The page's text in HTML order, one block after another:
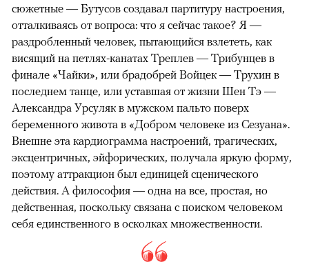
сюжетные — Бутусов создавал партитуру настроения,
отталкиваясь от вопроса: что я сейчас такое? Я —
раздробленный человек, пытающийся взлететь, как
висящий на петлях-канатах Треплев — Трибунцев в
финале «Чайки», или брадобрей Войцек — Трухин в
последнем танце, или уставшая от жизни Шен Тэ —
Александра Урсуляк в мужском пальто поверх
беременного живота в «Добром человеке из Сезуана».
Внешне эта кардиограмма настроений, трагических,
эксцентричных, эйфорических, получала яркую форму,
поэтому аттракцион был единицей сценического
действия. А философия — одна на все, простая, но
действенная, поскольку связана с поиском человеком
себя единственного в осколках множественности.